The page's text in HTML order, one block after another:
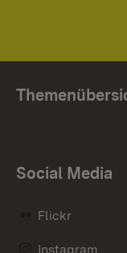
Social Media
Flickr
Instagram